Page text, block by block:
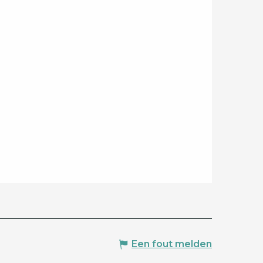
Een fout melden